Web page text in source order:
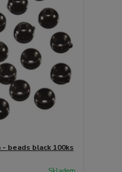
- beads black 100ks